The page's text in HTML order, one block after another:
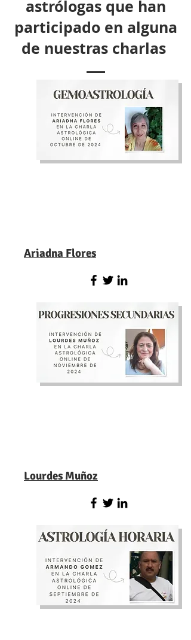
astrólogas que han
participado en alguna
de nuestras charlas
Ariadna Flores
Lourdes Muñoz